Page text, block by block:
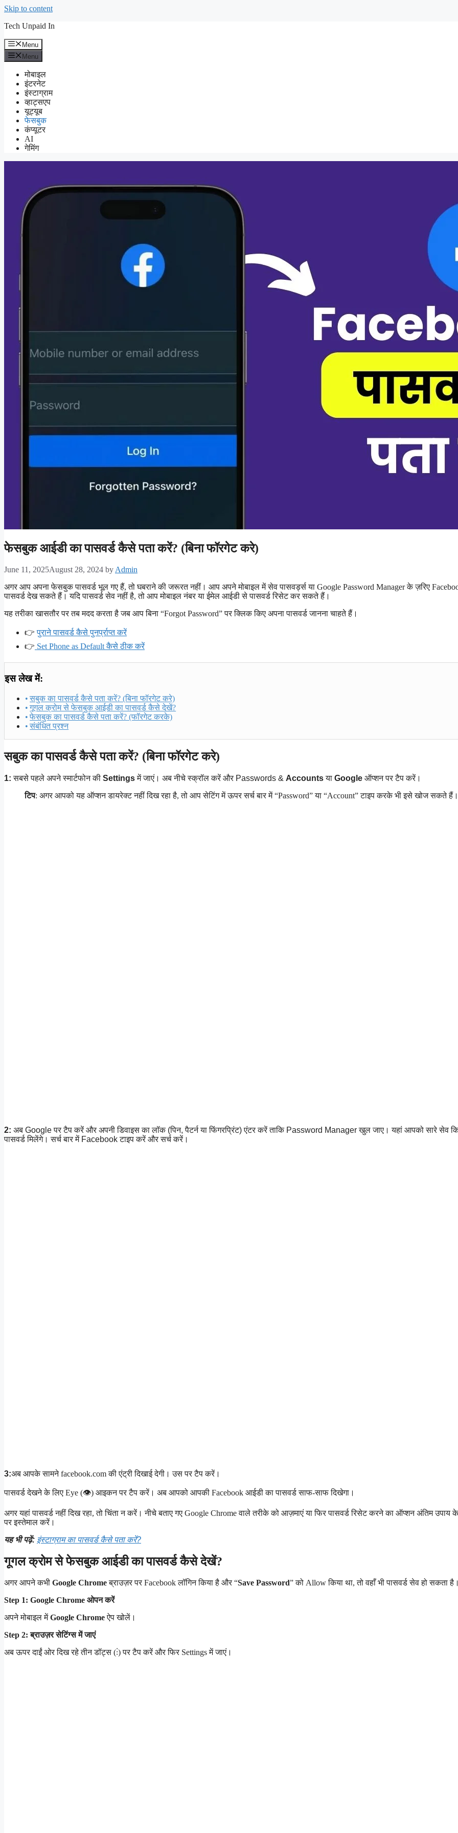
Skip to content
Tech Unpaid In
Menu
Menu
मोबाइल
इंटरनेट
इंस्टाग्राम
व्हाट्सएप
यूट्यूब
फेसबुक
कंप्यूटर
AI
गेमिंग
फेसबुक आईडी का पासवर्ड कैसे पता करें? (बिना फॉरगेट करे)
June 11, 2025August 28, 2024 byAdmin
अगर आप अपना फेसबुक पासवर्ड भूल गए हैं, तो घबराने की जरूरत नहीं। आप अपने मोबाइल में सेव पासवर्ड्स या Google Password Manager के ज़रिए
पासवर्ड देख सकते हैं। यदि पासवर्ड सेव नहीं है, तो आप मोबाइल नंबर या ईमेल आईडी से पासवर्ड रिसेट कर सकते हैं।
यह तरीका खासतौर पर तब मदद करता है जब आप बिना “Forgot Password” पर क्लिक किए अपना पासवर्ड जानना चाहते हैं।
👉पुराने पासवर्ड कैसे पुनर्प्राप्त करें
👉 Set Phone as Default कैसे ठीक करें
इस लेख में:
सबुक का पासवर्ड कैसे पता करें? (बिना फॉरगेट करे)
गूगल क्रोम से फेसबुक आईडी का पासवर्ड कैसे देखें?
फेसबुक का पासवर्ड कैसे पता करें? (फॉरगेट करके)
संबंधित प्रश्न
सबुक का पासवर्ड कैसे पता करें? (बिना फॉरगेट करे)
1: सबसे पहले अपने स्मार्टफोन की Settingsमें जाएं। अब नीचे स्क्रॉल करें और Passwords & Accountsया Google ऑप्शन पर टैप करें।
टिप: अगर आपको यह ऑप्शन डायरेक्ट नहीं दिख रहा है, तो आप सेटिंग में ऊपर सर्च बार में “Password” या “Account” टाइप करके भी इसे खोज सकते हैं।
2: अब Google पर टैप करें और अपनी डिवाइस का लॉक (पिन, पैटर्न या फिंगरप्रिंट) एंटर करें ताकि Password Manager खुल जाए। यहां आपको सारे सेव
पासवर्ड मिलेंगे। सर्च बार में Facebook टाइप करें और सर्च करें।
3:अब आपके सामने facebook.com की एंट्री दिखाई देगी। उस पर टैप करें।
पासवर्ड देखने के लिए Eye (👁) आइकन पर टैप करें। अब आपको आपकी Facebook आईडी का पासवर्ड साफ-साफ दिखेगा।
अगर यहां पासवर्ड नहीं दिख रहा, तो चिंता न करें। नीचे बताए गए Google Chrome वाले तरीके को आज़माएं या फिर पासवर्ड रिसेट करने का ऑप्शन अंतिम उपाय
पर इस्तेमाल करें।
यह भी पढ़ें: इंस्टाग्राम का पासवर्ड कैसे पता करें?
गूगल क्रोम से फेसबुक आईडी का पासवर्ड कैसे देखें?
अगर आपने कभी Google Chromeब्राउज़र पर Facebook लॉगिन किया है और “Save Password” को Allow किया था, तो वहाँ भी पासवर्ड सेव हो सकता
Step 1: Google Chrome ओपन करें
अपने मोबाइल मेंGoogle Chromeऐप खोलें।
Step 2: ब्राउज़र सेटिंग्स में जाएं
अब ऊपर दाईं ओर दिख रहे तीन डॉट्स (⋮) पर टैप करें और फिर Settings में जाएं।